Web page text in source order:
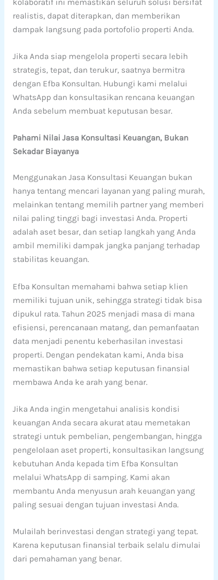
realistis, dapat diterapkan, dan memberikan
dampak langsung pada portofolio properti Anda.
Jika Anda siap mengelola properti secara lebih
strategis, tepat, dan terukur, saatnya bermitra
dengan Efba Konsultan. Hubungi kami melalui
WhatsApp dan konsultasikan rencana keuangan
Anda sebelum membuat keputusan besar.
Pahami Nilai Jasa Konsultasi Keuangan, Bukan
Sekadar Biayanya
Menggunakan Jasa Konsultasi Keuangan bukan
hanya tentang mencari layanan yang paling murah,
melainkan tentang memilih partner yang memberi
nilai paling tinggi bagi investasi Anda. Properti
adalah aset besar, dan setiap langkah yang Anda
ambil memiliki dampak jangka panjang terhadap
stabilitas keuangan.
Efba Konsultan memahami bahwa setiap klien
memiliki tujuan unik, sehingga strategi tidak bisa
dipukul rata. Tahun 2025 menjadi masa di mana
efisiensi, perencanaan matang, dan pemanfaatan
data menjadi penentu keberhasilan investasi
properti. Dengan pendekatan kami, Anda bisa
memastikan bahwa setiap keputusan finansial
membawa Anda ke arah yang benar.
Jika Anda ingin mengetahui analisis kondisi
keuangan Anda secara akurat atau memetakan
strategi untuk pembelian, pengembangan, hingga
pengelolaan aset properti, konsultasikan langsung
kebutuhan Anda kepada tim Efba Konsultan
melalui WhatsApp di samping. Kami akan
membantu Anda menyusun arah keuangan yang
paling sesuai dengan tujuan investasi Anda.
Mulailah berinvestasi dengan strategi yang tepat.
Karena keputusan finansial terbaik selalu dimulai
dari pemahaman yang benar.